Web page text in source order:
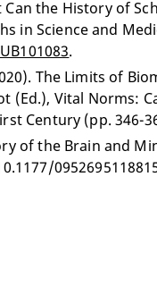
the History of
in Science and
.
The Limits of
(Ed.), Vital Norms:
Century (pp. 346-
of the Brain and